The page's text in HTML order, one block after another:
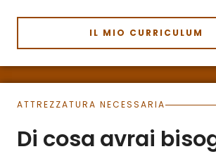
IL MIO CURRICULUM
ATTREZZATURA NECESSARIA
Di cosa avrai